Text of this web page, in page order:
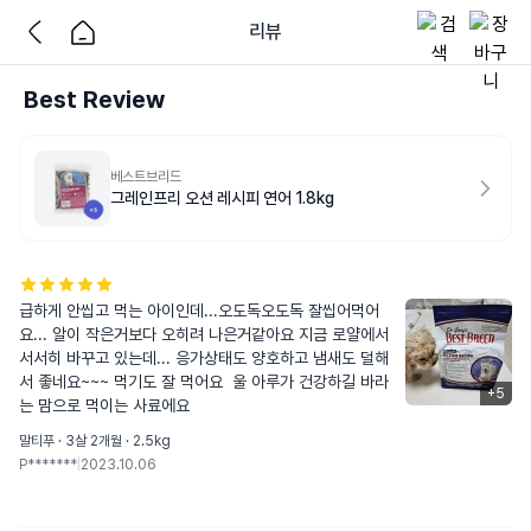
리뷰
Best Review
베스트브리드
그레인프리 오션 레시피 연어 1.8kg
+5
급하게 안씹고 먹는 아이인데...오도독오도독 잘씹어먹어
요... 알이 작은거보다 오히려 나은거같아요 지금 로얄에서
서서히 바꾸고 있는데... 응가상태도 양호하고 냄새도 덜해
서 좋네요~~~ 먹기도 잘 먹어요  울 아루가 건강하길 바라
는 맘으로 먹이는 사료에요
말티푸 · 3살 2개월 · 2.5kg
P******* 2023.10.06